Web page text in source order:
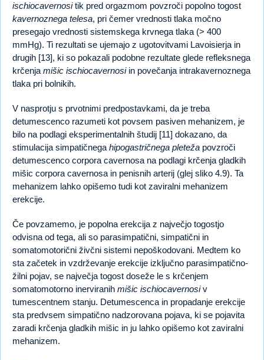
ischiocavernositik pred orgazmom povzroči popolno togost
kavernoznega telesa, pri čemer vrednosti tlaka močno
presegajo vrednosti sistemskega krvnega tlaka (> 400
mmHg). Ti rezultati se ujemajo z ugotovitvami Lavoisierja in
drugih [13], ki so pokazali podobne rezultate glede refleksnega
krčenja mišic ischiocavernosiin povečanja intrakavernoznega
tlaka pri bolnikih.
V nasprotju s prvotnimi predpostavkami, da je treba
detumescenco razumeti kot povsem pasiven mehanizem, je
bilo na podlagi eksperimentalnih študij [11] dokazano, da
stimulacija simpatičnega hipogastričnega pleteža povzroči
detumescenco corpora cavernosa na podlagi krčenja gladkih
mišic corpora cavernosa in penisnih arterij (glej sliko 4.9). Ta
mehanizem lahko opišemo tudi kot zaviralni mehanizem
erekcije.
Če povzamemo, je popolna erekcija z največjo togostjo
odvisna od tega, ali so parasimpatični, simpatični in
somatomotorični živčni sistemi nepoškodovani. Medtem ko
sta začetek in vzdrževanje erekcije izključno parasimpatično-
žilni pojav, se največja togost doseže le s krčenjem
somatomotorno inerviranih mišic ischiocavernosiv
tumescentnem stanju. Detumescenca in propadanje erekcije
sta predvsem simpatično nadzorovana pojava, ki se pojavita
zaradi krčenja gladkih mišic in ju lahko opišemo kot zaviralni
mehanizem.